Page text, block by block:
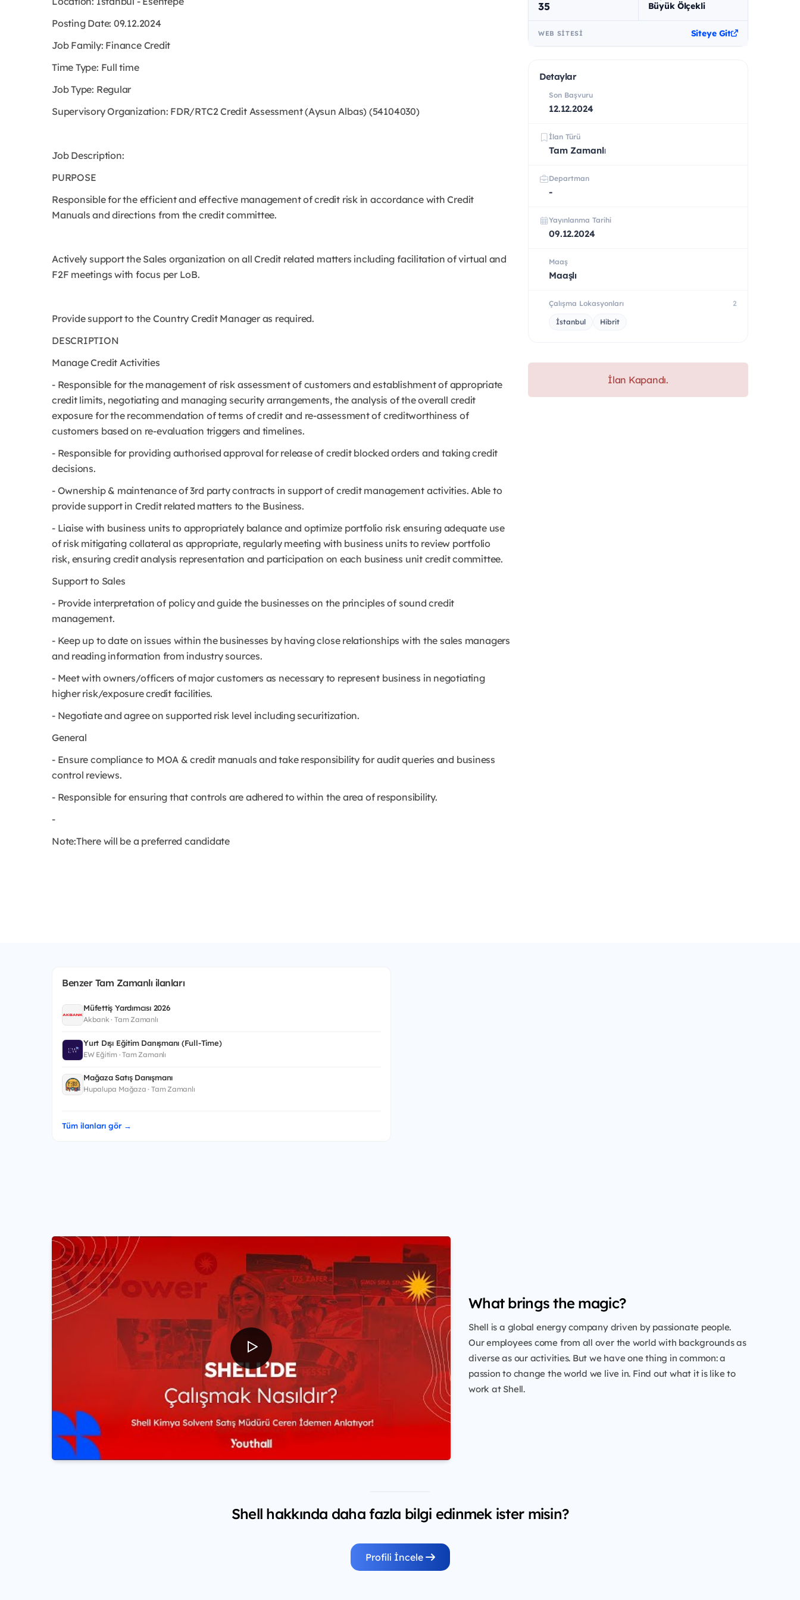
Posting Date: 09.12.2024
Job Family: Finance Credit
Time Type: Full time
Job Type: Regular
Supervisory Organization: FDR/RTC2 Credit Assessment (Aysun Albas) (54104030)
Job Description:
PURPOSE
Responsible for the efficient and effective management of credit risk in accordance with Credit
Manuals and directions from the credit committee.
Actively support the Sales organization on all Credit related matters including facilitation of virtual and
F2F meetings with focus per LoB.
Provide support to the Country Credit Manager as required.
DESCRIPTION
Manage Credit Activities
- Responsible for the management of risk assessment of customers and establishment of appropriate
credit limits, negotiating and managing security arrangements, the analysis of the overall credit
exposure for the recommendation of terms of credit and re-assessment of creditworthiness of
customers based on re-evaluation triggers and timelines.
- Responsible for providing authorised approval for release of credit blocked orders and taking credit
decisions.
- Ownership & maintenance of 3rd party contracts in support of credit management activities. Able to
provide support in Credit related matters to the Business.
- Liaise with business units to appropriately balance and optimize portfolio risk ensuring adequate use
of risk mitigating collateral as appropriate, regularly meeting with business units to review portfolio
risk, ensuring credit analysis representation and participation on each business unit credit committee.
Support to Sales
- Provide interpretation of policy and guide the businesses on the principles of sound credit
management.
- Keep up to date on issues within the businesses by having close relationships with the sales managers
and reading information from industry sources.
- Meet with owners/officers of major customers as necessary to represent business in negotiating
higher risk/exposure credit facilities.
- Negotiate and agree on supported risk level including securitization.
General
- Ensure compliance to MOA & credit manuals and take responsibility for audit queries and business
control reviews.
- Responsible for ensuring that controls are adhered to within the area of responsibility.
-
Note:There will be a preferred candidate
35 Büyük Ölçekli
WEB SITESI Siteye Git
Detaylar
Son Başvuru
12.12.2024
İlan Türü
Tam Zamanlı
Departman
-
Yayınlanma Tarihi
09.12.2024
Maaş
Maaşlı
Çalışma Lokasyonları 2
İstanbul Hibrit
İlan Kapandı.
Benzer Tam Zamanlı ilanları
Müfettiş Yardımcısı 2026
Akbank · Tam Zamanlı
Yurt Dışı Eğitim Danışmanı (Full-Time)
EW Eğitim · Tam Zamanlı
Mağaza Satış Danışmanı
Hupalupa Mağaza · Tam Zamanlı
Tüm ilanları gör →
What brings the magic?
Shell is a global energy company driven by passionate people.
Our employees come from all over the world with backgrounds as
diverse as our activities. But we have one thing in common: a
passion to change the world we live in. Find out what it is like to
work at Shell.
Shell hakkında daha fazla bilgi edinmek ister misin?
Profili İncele